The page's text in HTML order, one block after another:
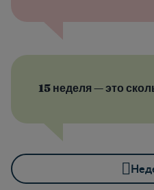
15 неделя — это